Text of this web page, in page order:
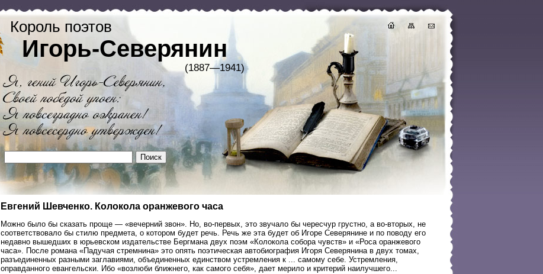
Король поэтов
Игорь-Северянин
(1887—1941)
Евгений Шевченко. Колокола оранжевого часа
Можно было бы сказать проще — «вечерний звон». Но, во-первых, это звучало бы чересчур грустно, а во-вторых, не
соответствовало бы стилю предмета, о котором будет речь. Речь же эта будет об Игоре Северянине и по поводу его
недавно вышедших в юрьевском издательстве Бергмана двух поэм «Колокола собора чувств» и «Роса оранжевого
часа». После романа «Падучая стремнина» это опять поэтическая автобиография Игоря Северянина в двух томах,
разъединенных разными заглавиями, объединенных единством устремления к ... самому себе. Устремления,
оправданного евангельски. Ибо «возлюби ближнего, как самого себя», дает мерило и критерий наилучшего...